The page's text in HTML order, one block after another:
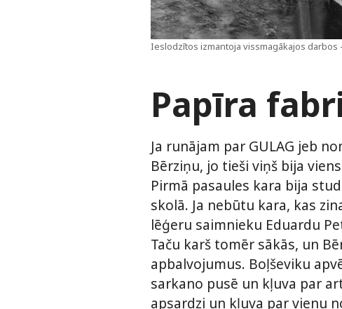
Ieslodzītos izmantoja vissmagākajos darbos
Papīra
Ja runājam par GULAG jeb
Bērziņu, jo tieši viņš bija
Pirmā pasaules kara bija
skolā. Ja nebūtu kara, kas
lēģeru saimnieku Eduardu
Taču karš tomēr sākās, un
apbalvojumus. Boļševiku
sarkano pusē un kļuva par
apsardzi un kļuva par vienu